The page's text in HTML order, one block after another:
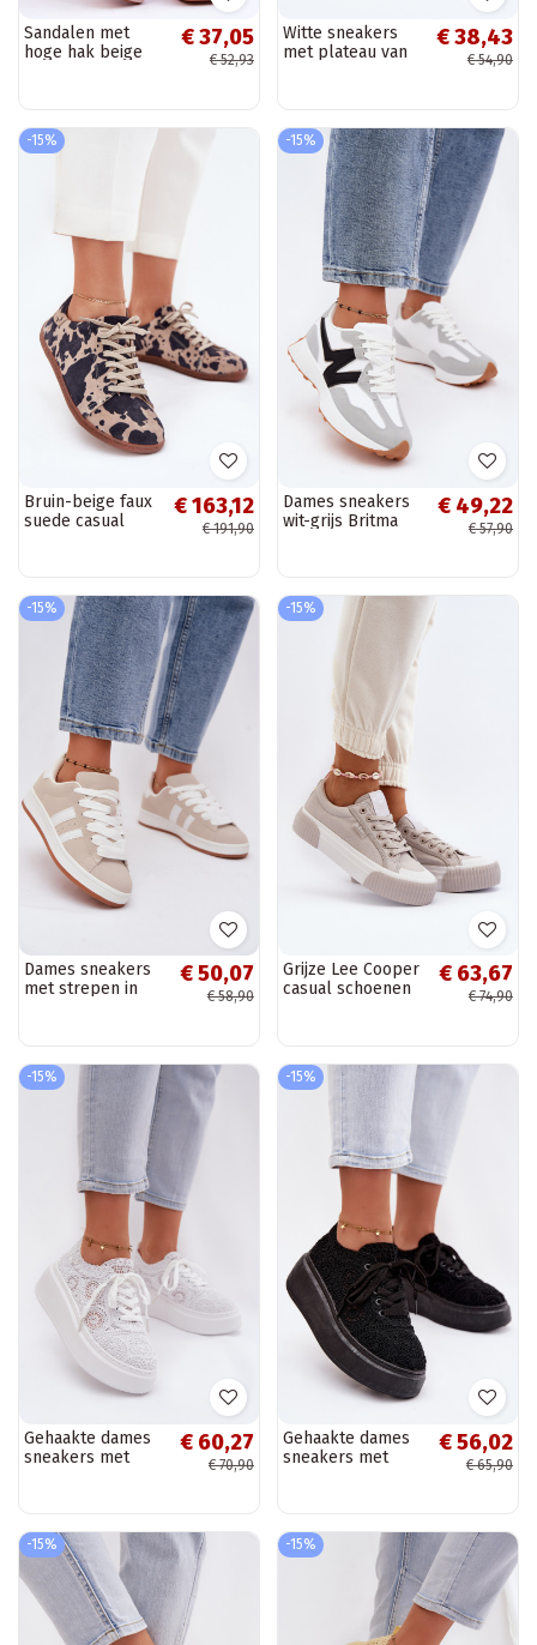
Sandalen met
hoge hak beige
€ 37,05
€ 52,93
Witte sneakers
met plateau van
€ 38,43
€ 54,90
-15%
Bruin-beige faux
suede casual
€ 163,12
€ 191,90
-15%
Dames sneakers
wit-grijs Britma
€ 49,22
€ 57,90
-15%
Dames sneakers
met strepen in
€ 50,07
€ 58,90
-15%
Grijze Lee Cooper
casual schoenen
€ 63,67
€ 74,90
-15%
Gehaakte dames
sneakers met
€ 60,27
€ 70,90
-15%
Gehaakte dames
sneakers met
€ 56,02
€ 65,90
-15% -15%